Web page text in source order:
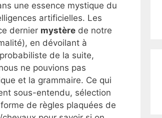
une essence mystique du
artificielles. Les
dernier mystère de notre
en dévoilant à
de la suite,
ne pouvions pas
et la grammaire. Ce qui
sous-entendu, sélection
de règles plaquées de